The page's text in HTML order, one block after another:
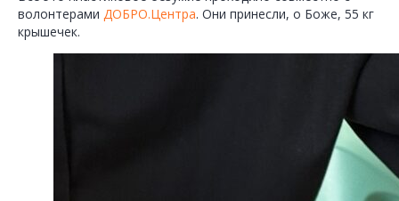
волонтерами ДОБРО.Центра. Они принесли, о Боже, 55 кг
крышечек.